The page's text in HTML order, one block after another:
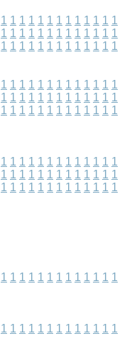
1 1 1 1 1 1 1 1 1 1 1 1 1
1 1 1 1 1 1 1 1 1 1 1 1 1
1 1 1 1 1 1 1 1 1 1 1 1 1
1 1 1 1 1 1 1 1 1 1 1 1 1
1 1 1 1 1 1 1 1 1 1 1 1 1
1 1 1 1 1 1 1 1 1 1 1 1 1
1 1 1 1 1 1 1 1 1 1 1 1 1
1 1 1 1 1 1 1 1 1 1 1 1 1
1 1 1 1 1 1 1 1 1 1 1 1 1
1 1 1 1 1 1 1 1 1 1 1 1 1
1 1 1 1 1 1 1 1 1 1 1 1 1